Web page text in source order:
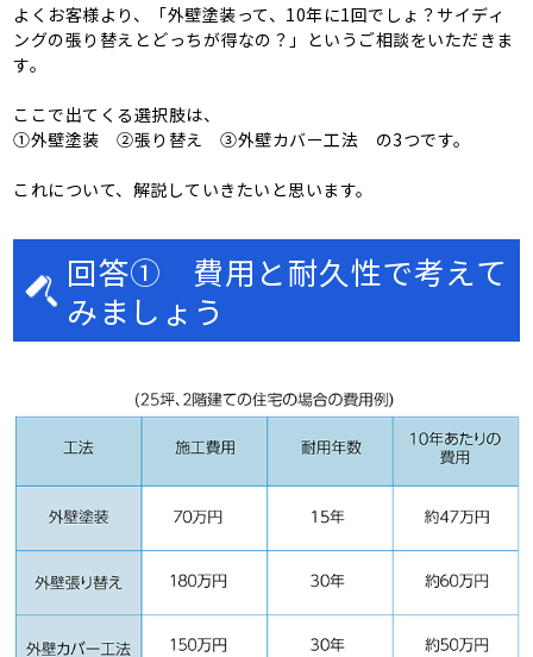
よくお客様より、「外壁塗装って、10年に1回でしょ？サイディ
ングの張り替えとどっちが得なの？」というご相談をいただきま
す。
ここで出てくる選択肢は、
①外壁塗装 ②張り替え ③外壁カバー工法 の3つです。
これについて、解説していきたいと思います。
回答① 費用と耐久性で考えて
みましょう